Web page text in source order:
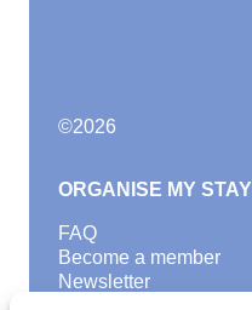
©2026
ORGANISE MY STAY
FAQ
Become a member
Newsletter